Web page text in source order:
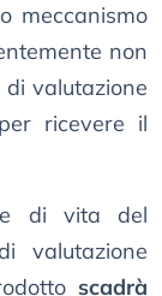
meccanismo
non
valutazione
ricevere il
di vita del
valutazione
scadrà